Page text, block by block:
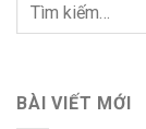
BÀI VIẾT MỚI